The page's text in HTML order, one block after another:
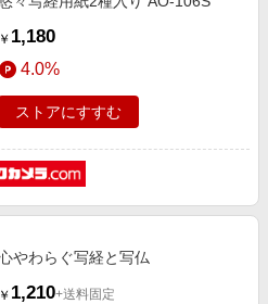
￥ 1,180
4.0%
ストアにすすむ
やわらぐ写経と写仏
￥ 1,210+送料固定